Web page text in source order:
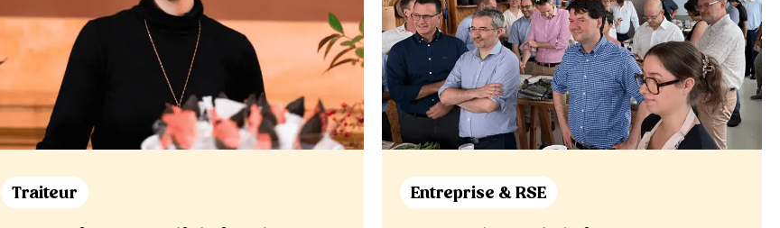
Traiteur Entreprise & RSE